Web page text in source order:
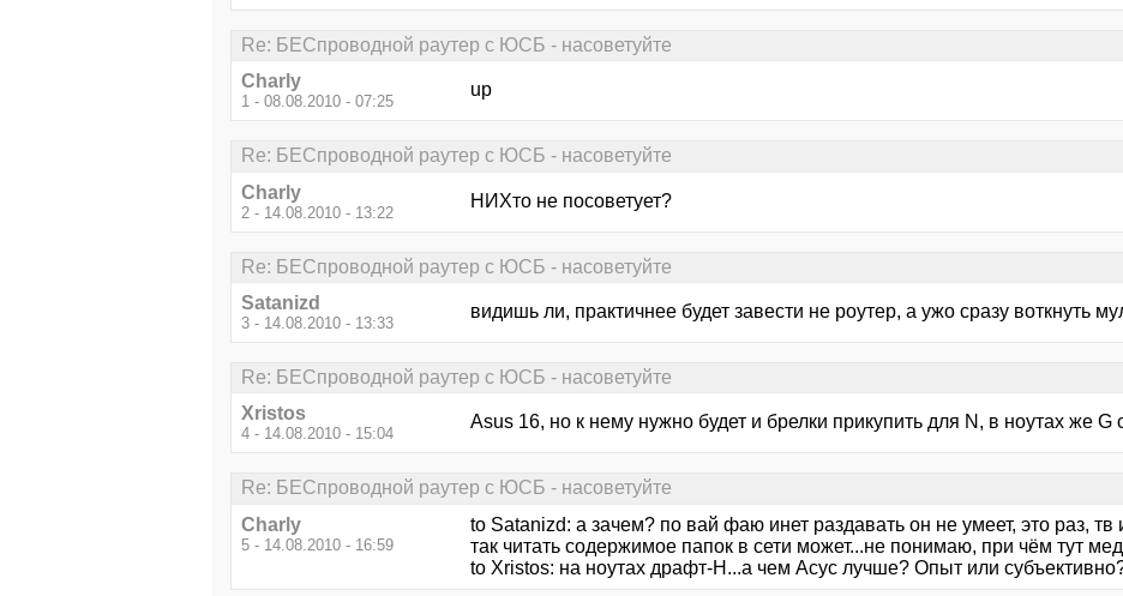
Re: БЕСпроводной раутер с ЮСБ - насоветуйте
Charly
1 - 08.08.2010 - 07:25
up
Re: БЕСпроводной раутер с ЮСБ - насоветуйте
Charly
2 - 14.08.2010 - 13:22
НИХто не посоветует?
Re: БЕСпроводной раутер с ЮСБ - насоветуйте
Satanizd
3 - 14.08.2010 - 13:33
видишь ли, практичнее будет завести не роутер, а ужо сразу воткнуть
Re: БЕСпроводной раутер с ЮСБ - насоветуйте
Xristos
4 - 14.08.2010 - 15:04
Asus 16, но к нему нужно будет и брелки прикупить для N, в ноутах же G
Re: БЕСпроводной раутер с ЮСБ - насоветуйте
Charly
5 - 14.08.2010 - 16:59
to Satanizd: а зачем? по вай фаю инет раздавать он не умеет, это раз, тв
так читать содержимое папок в сети может...не понимаю, при чём тут
to Xristos: на ноутах драфт-Н...а чем Асус лучше? Опыт или